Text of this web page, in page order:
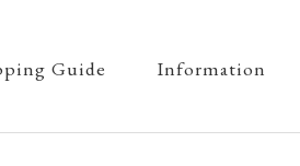
Guide Information